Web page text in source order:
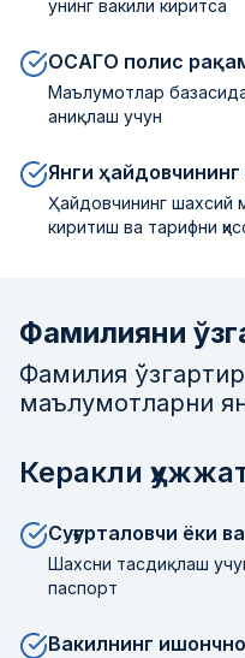
унинг вакили киритса
ОСАГО полис
Маълумотлар
аниқлаш учун
Янги
Ҳайдовчининг шахсий
киритиш ва тарифни
Фамилияни
Фамилия
маълумотларни
Керакли
Суғурталовчи ёки
Шахсни тасдиқлаш
паспорт
Вакилнинг